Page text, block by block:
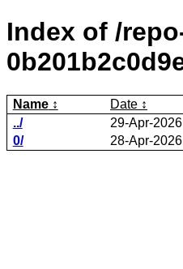
Index of /
Name Date
../
29-Apr-
0/
28-Apr-